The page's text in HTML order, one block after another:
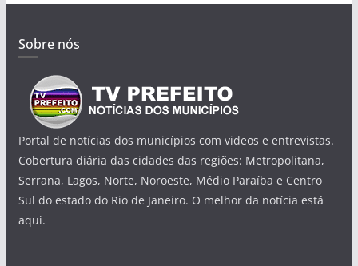
Sobre nós
Portal de notícias dos municípios com videos e entrevistas.
Cobertura diária das cidades das regiões: Metropolitana,
Serrana, Lagos, Norte, Noroeste, Médio Paraíba e Centro
Sul do estado do Rio de Janeiro. O melhor da notícia está
aqui.